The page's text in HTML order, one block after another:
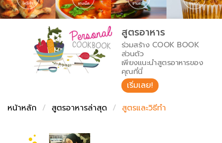
เคล็ดลับน่ารู้
เปรียบเทียบหน่วยการตวง
เปรียบเทียบอุณหภูมิ
เปรียบเทียบน้ำหนักวัตถุดิบ
FoodPedia
สร้าง Cookbook
สูตรอาหาร
ร่วมสร้าง COOK BOOK
ส่วนตัว
เพียงแนะนำสูตรอาหารของ
คุณที่นี่
เริ่มเลย!
หน้าหลัก
สูตรอาหารล่าสุด สูตรและวิธีทำ